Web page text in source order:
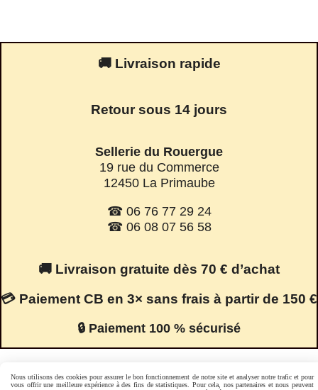
🚚 Livraison rapide
Retour sous 14 jours
Sellerie du Rouergue
19 rue du Commerce
12450 La Primaube
☎ 06 76 77 29 24
☎ 06 08 07 56 58
🚚 Livraison gratuite dès 70 € d’achat
💳 Paiement CB en 3× sans frais à partir de 150 €
🔒 Paiement 100 % sécurisé
Facebook est désactivé. Autoriser
Nous utilisons des cookies pour assurer le bon fonctionnement de notre site et analyser notre trafic et pour
vous offrir une meilleure expérience à des fins de statistiques. Pour cela, nos partenaires et nous peuvent